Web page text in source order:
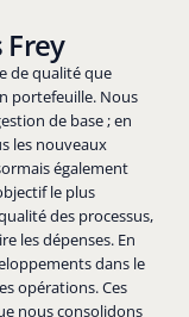
Frey
de qualité que
portefeuille. Nous
de base ; en
les nouveaux
également
le plus
des processus,
les dépenses. En
dans le
opérations. Ces
nous consolidons